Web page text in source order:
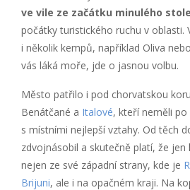
ve vile ze začátku minulého
počátky turistického ruchu v oblasti.
i několik kempů, například Oliva
vás láká moře, jde o jasnou volbu.
Město patřilo i pod chorvatskou
Benátčané a Italové, kteří neměli po
s místními nejlepší vztahy. Od těch
zdvojnásobil a skutečně platí, že jen
nejen ze své západní strany, kde je
Brijuni, ale i na opačném kraji. Na